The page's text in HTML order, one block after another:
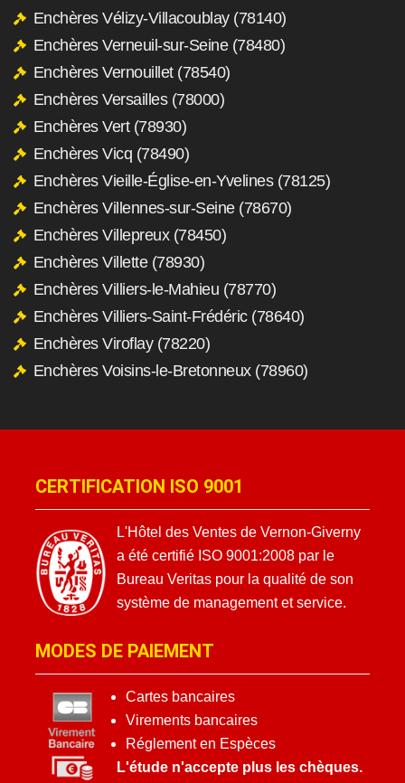
Enchères Vélizy-Villacoublay (78140)
Enchères Verneuil-sur-Seine (78480)
Enchères Vernouillet (78540)
Enchères Versailles (78000)
Enchères Vert (78930)
Enchères Vicq (78490)
Enchères Vieille-Église-en-Yvelines (78125)
Enchères Villennes-sur-Seine (78670)
Enchères Villepreux (78450)
Enchères Villette (78930)
Enchères Villiers-le-Mahieu (78770)
Enchères Villiers-Saint-Frédéric (78640)
Enchères Viroflay (78220)
Enchères Voisins-le-Bretonneux (78960)
CERTIFICATION ISO 9001
L'Hôtel des Ventes de Vernon-Giverny
a été certifié ISO 9001:2008 par le
Bureau Veritas pour la qualité de son
système de management et service.
MODES DE PAIEMENT
Cartes bancaires
Virements bancaires
Réglement en Espèces
L'étude n'accepte plus les chèques.